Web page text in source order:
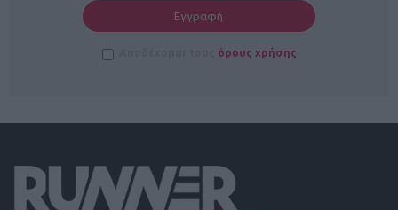
όρους χρήσης